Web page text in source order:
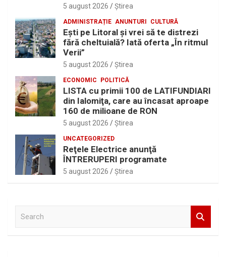
5 august 2026 Ştirea
ADMINISTRAȚIE ANUNTURI CULTURĂ
Eşti pe Litoral şi vrei să te distrezi
fără cheltuială? Iată oferta „În ritmul
Verii”
5 august 2026 Ştirea
ECONOMIC POLITICĂ
LISTA cu primii 100 de LATIFUNDIARI
din Ialomiţa, care au încasat aproape
160 de milioane de RON
5 august 2026 Ştirea
UNCATEGORIZED
Reţele Electrice anunţă
ÎNTRERUPERI programate
5 august 2026 Ştirea